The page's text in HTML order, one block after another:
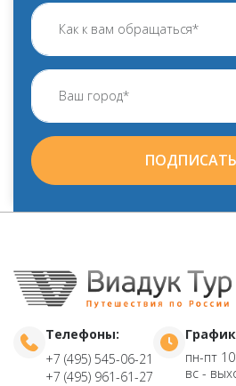
Телефоны:
+7 (495) 545-06-21
+7 (495) 961-61-27
пн-пт
вс -